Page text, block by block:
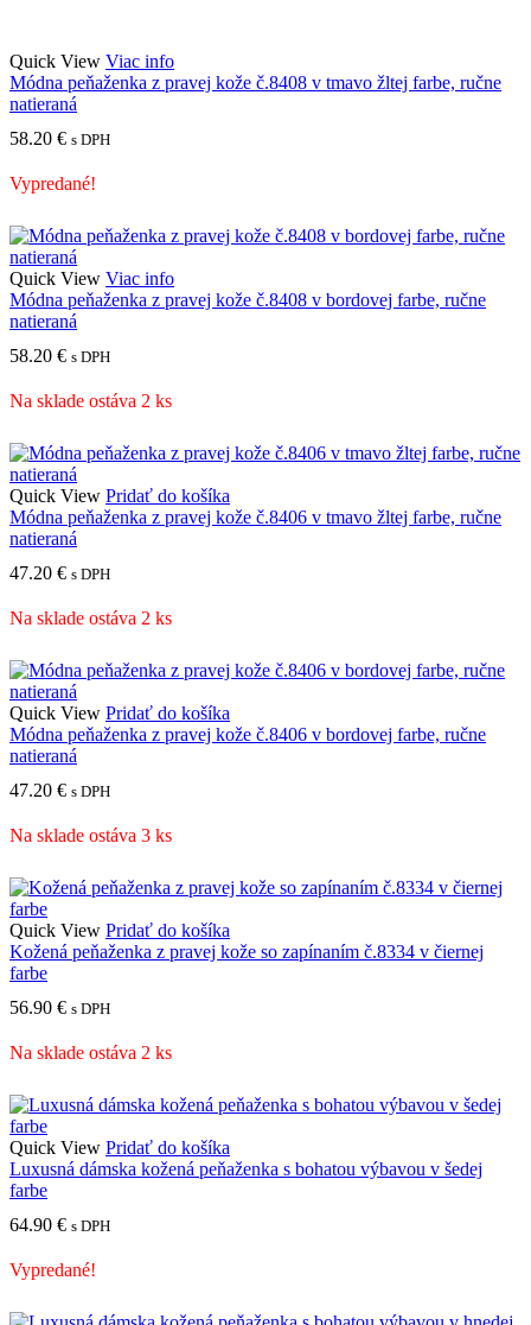
Quick View Viac info
Módna peňaženka z pravej kože č.8408 v tmavo žltej farbe, ručne
natieraná
58.20 € s DPH
Vypredané!
Quick View Viac info
Módna peňaženka z pravej kože č.8408 v bordovej farbe, ručne
natieraná
58.20 € s DPH
Na sklade ostáva 2 ks
Quick View Pridať do košíka
Módna peňaženka z pravej kože č.8406 v tmavo žltej farbe, ručne
natieraná
47.20 € s DPH
Na sklade ostáva 2 ks
Quick View Pridať do košíka
Módna peňaženka z pravej kože č.8406 v bordovej farbe, ručne
natieraná
47.20 € s DPH
Na sklade ostáva 3 ks
Quick View Pridať do košíka
Kožená peňaženka z pravej kože so zapínaním č.8334 v čiernej
farbe
56.90 € s DPH
Na sklade ostáva 2 ks
Quick View Pridať do košíka
Luxusná dámska kožená peňaženka s bohatou výbavou v šedej
farbe
64.90 € s DPH
Vypredané!